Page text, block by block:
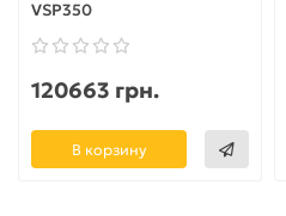
VSP350
120663 грн.
В корзину